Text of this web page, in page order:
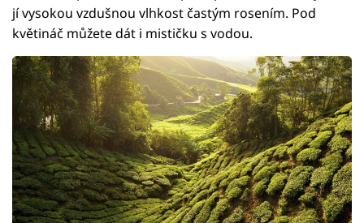
jí vysokou vzdušnou vlhkost častým rosením. Pod
květináč můžete dát i mističku s vodou.